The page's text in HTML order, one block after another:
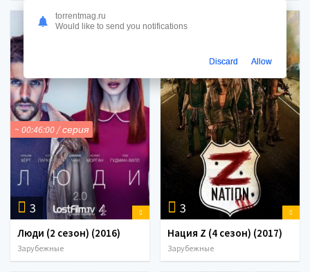
3
~ 00:46:00 / серия
Люди (2 сезон) (2016)
Зарубежные
3
Нация Z (4 сезон) (2017)
Зарубежные
torrentmag.ru
Would like to send you notifications
Discard Allow